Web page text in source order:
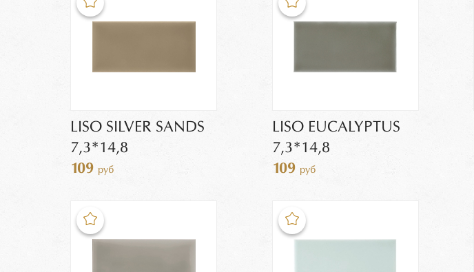
LISO SILVER SANDS
7,3*14,8
109 руб
LISO EUCALYPTUS
7,3*14,8
109 руб